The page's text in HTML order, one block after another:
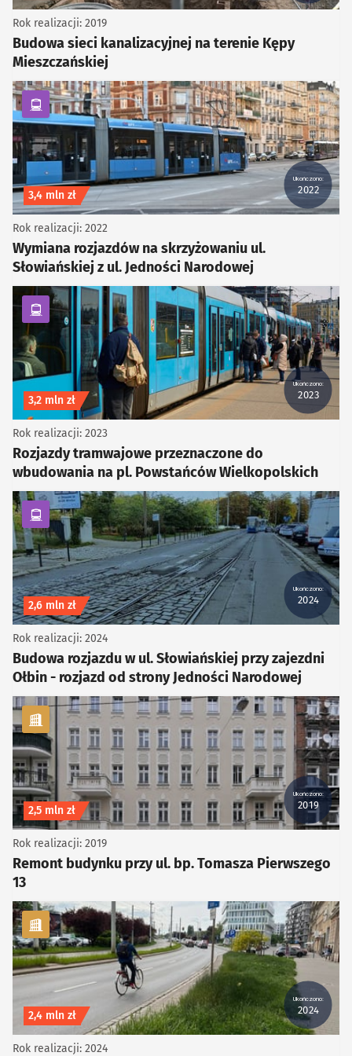
Budowa sieci kanalizacyjnej na terenie Kępy
Mieszczańskiej
Rok realizacji: 2019
kategoria Komunikacja zbiorowa
Ukończono:
2022
Koszt inwestycji
3,4 mln zł
Wymiana rozjazdów na skrzyżowaniu ul.
Słowiańskiej z ul. Jedności Narodowej
Rok realizacji: 2022
kategoria Komunikacja zbiorowa
Ukończono:
2023
Koszt inwestycji
3,2 mln zł
Rozjazdy tramwajowe przeznaczone do
wbudowania na pl. Powstańców Wielkopolskich
Rok realizacji: 2023
kategoria Komunikacja zbiorowa
Ukończono:
2024
Koszt inwestycji
2,6 mln zł
Budowa rozjazdu w ul. Słowiańskiej przy zajezdni
Ołbin - rozjazd od strony Jedności Narodowej
Rok realizacji: 2024
kategoria Infrastruktura
Ukończono:
2019
Koszt inwestycji
2,5 mln zł
Remont budynku przy ul. bp. Tomasza Pierwszego
13
Rok realizacji: 2019
kategoria Rowerowe
Ukończono:
2024
Koszt inwestycji
2,4 mln zł
Rok realizacji: 2024